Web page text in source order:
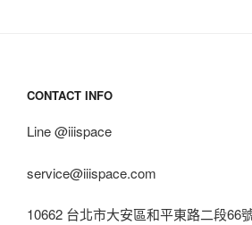
CONTACT INFO
Line @iiispace
service@iiispace.com
10662 台北市大安區和平東路二段66